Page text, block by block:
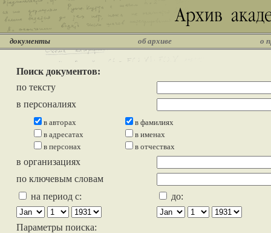
документы об архиве о
Поиск документов:
по тексту
в персоналиях
в авторах
в адресатах
в персонах
в фамилиях
в именах
в отчествах
в организациях
по ключевым словам
на период с:
до:
Параметры поиска: